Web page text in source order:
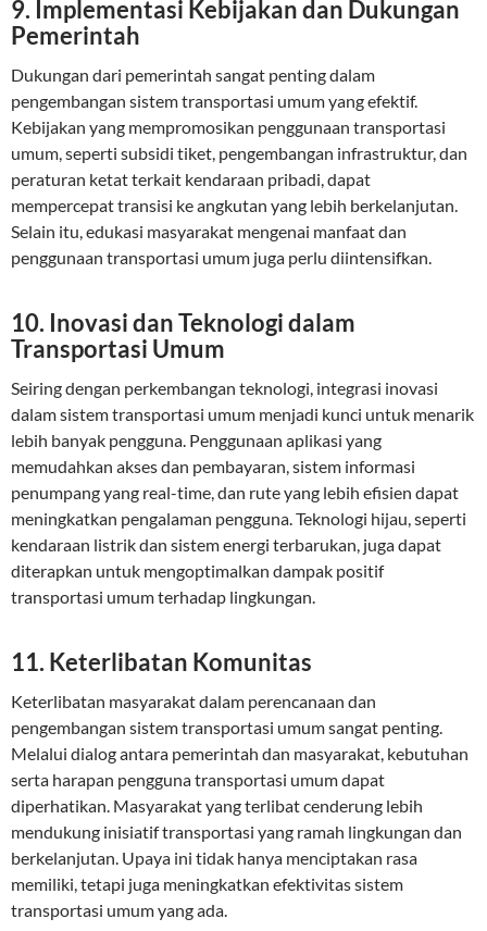
9. Implementasi Kebijakan dan Dukungan
Pemerintah
Dukungan dari pemerintah sangat penting dalam
pengembangan sistem transportasi umum yang efektif.
Kebijakan yang mempromosikan penggunaan transportasi
umum, seperti subsidi tiket, pengembangan infrastruktur, dan
peraturan ketat terkait kendaraan pribadi, dapat
mempercepat transisi ke angkutan yang lebih berkelanjutan.
Selain itu, edukasi masyarakat mengenai manfaat dan
penggunaan transportasi umum juga perlu diintensifkan.
10. Inovasi dan Teknologi dalam
Transportasi Umum
Seiring dengan perkembangan teknologi, integrasi inovasi
dalam sistem transportasi umum menjadi kunci untuk menarik
lebih banyak pengguna. Penggunaan aplikasi yang
memudahkan akses dan pembayaran, sistem informasi
penumpang yang real-time, dan rute yang lebih efisien dapat
meningkatkan pengalaman pengguna. Teknologi hijau, seperti
kendaraan listrik dan sistem energi terbarukan, juga dapat
diterapkan untuk mengoptimalkan dampak positif
transportasi umum terhadap lingkungan.
11. Keterlibatan Komunitas
Keterlibatan masyarakat dalam perencanaan dan
pengembangan sistem transportasi umum sangat penting.
Melalui dialog antara pemerintah dan masyarakat, kebutuhan
serta harapan pengguna transportasi umum dapat
diperhatikan. Masyarakat yang terlibat cenderung lebih
mendukung inisiatif transportasi yang ramah lingkungan dan
berkelanjutan. Upaya ini tidak hanya menciptakan rasa
memiliki, tetapi juga meningkatkan efektivitas sistem
transportasi umum yang ada.